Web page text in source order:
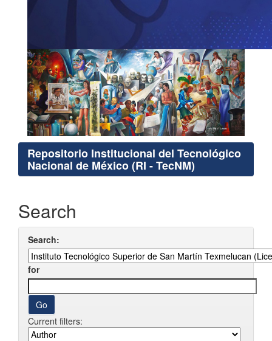
Repositorio Institucional del Tecnológico
Nacional de México (RI - TecNM)
Search
Search:
for
Current filters: